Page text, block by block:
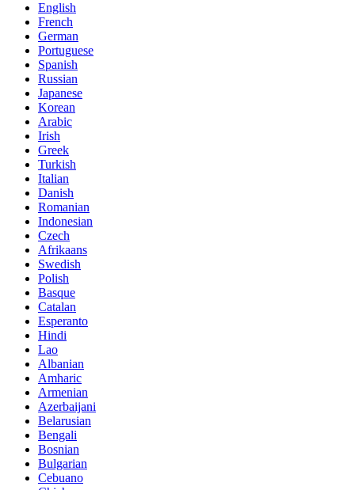
English
French
German
Portuguese
Spanish
Russian
Japanese
Korean
Arabic
Irish
Greek
Turkish
Italian
Danish
Romanian
Indonesian
Czech
Afrikaans
Swedish
Polish
Basque
Catalan
Esperanto
Hindi
Lao
Albanian
Amharic
Armenian
Azerbaijani
Belarusian
Bengali
Bosnian
Bulgarian
Cebuano